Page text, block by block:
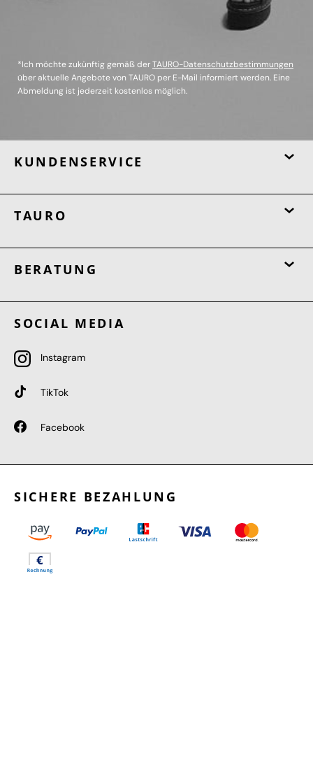
*Ich möchte zukünftig gemäß derTAURO-Datenschutzbestimmungen
über aktuelle Angebote von TAURO per E-Mail informiert werden. Eine
Abmeldung ist jederzeit kostenlos möglich.
KUNDENSERVICE
TAURO
BERATUNG
SOCIAL MEDIA
Instagram
TikTok
Facebook
SICHERE BEZAHLUNG